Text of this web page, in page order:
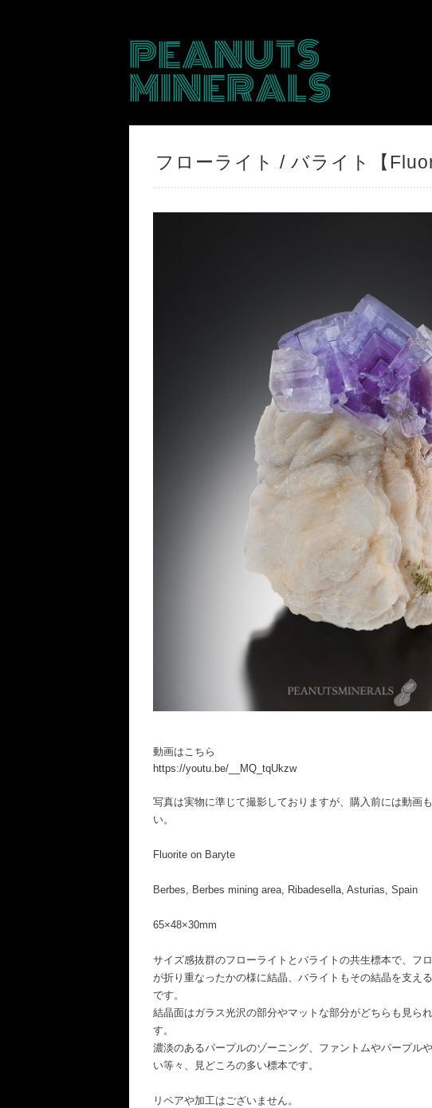
PEANUTS
MINERALS
フローライト / バライト【
動画はこちら
https://youtu.be/__MQ_tqUkzw
写真は実物に準じて撮影しておりますが、購入前には動画
い。
Fluorite on Baryte
Berbes, Berbes mining area, Ribadesella, Asturias, Spain
65×48×30mm
サイズ感抜群のフローライトとバライトの共生標本で、フ
が折り重なったかの様に結晶、バライトもその結晶を支え
です。
結晶面はガラス光沢の部分やマットな部分がどちらも見ら
す。
濃淡のあるパープルのゾーニング、ファントムやパープル
い等々、見どころの多い標本です。
リペアや加工はございません。